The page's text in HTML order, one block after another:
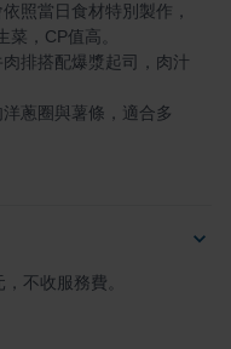
照當日食材特別製作，
排搭配爆漿起司，肉汁
蔥圈與薯條，適合多
不收服務費。